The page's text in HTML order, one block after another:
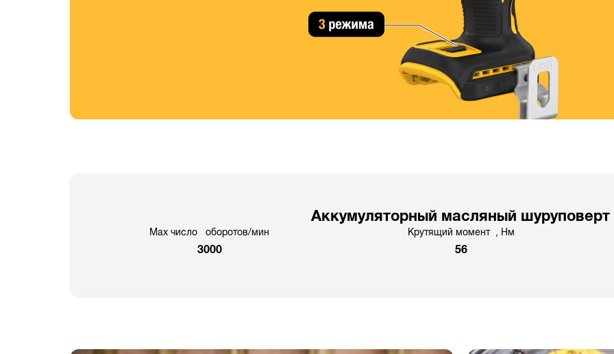
Аккумуляторный масляный шуруповерт
Max число оборотов/мин
3000
Крутящий момент , Hм
56